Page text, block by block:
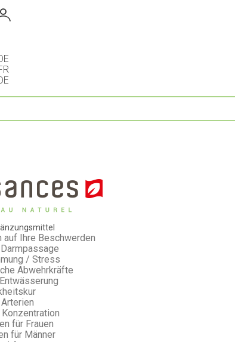
auf Ihre Beschwerden
/ Stress
Abwehrkräfte
für Frauen
für Männer